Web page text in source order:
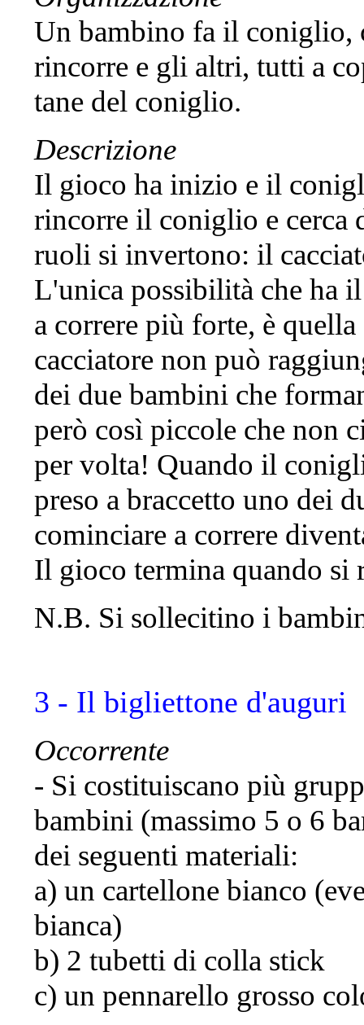
Un bambino fa il coniglio,
rincorre e gli altri, tutti a
tane del coniglio.
Descrizione
Il gioco ha inizio e il
rincorre il coniglio e cerca
ruoli si invertono: il
L'unica possibilità che ha
a correre più forte, è
cacciatore non può
dei due bambini che
però così piccole che non
per volta! Quando il
preso a braccetto uno dei
cominciare a correre
Il gioco termina quando si
N.B. Si sollecitino i
3 - Il bigliettone d'auguri
Occorrente
- Si costituiscano più
bambini (massimo 5 o 6
dei seguenti materiali:
a) un cartellone bianco
bianca)
b) 2 tubetti di colla stick
c) un pennarello grosso